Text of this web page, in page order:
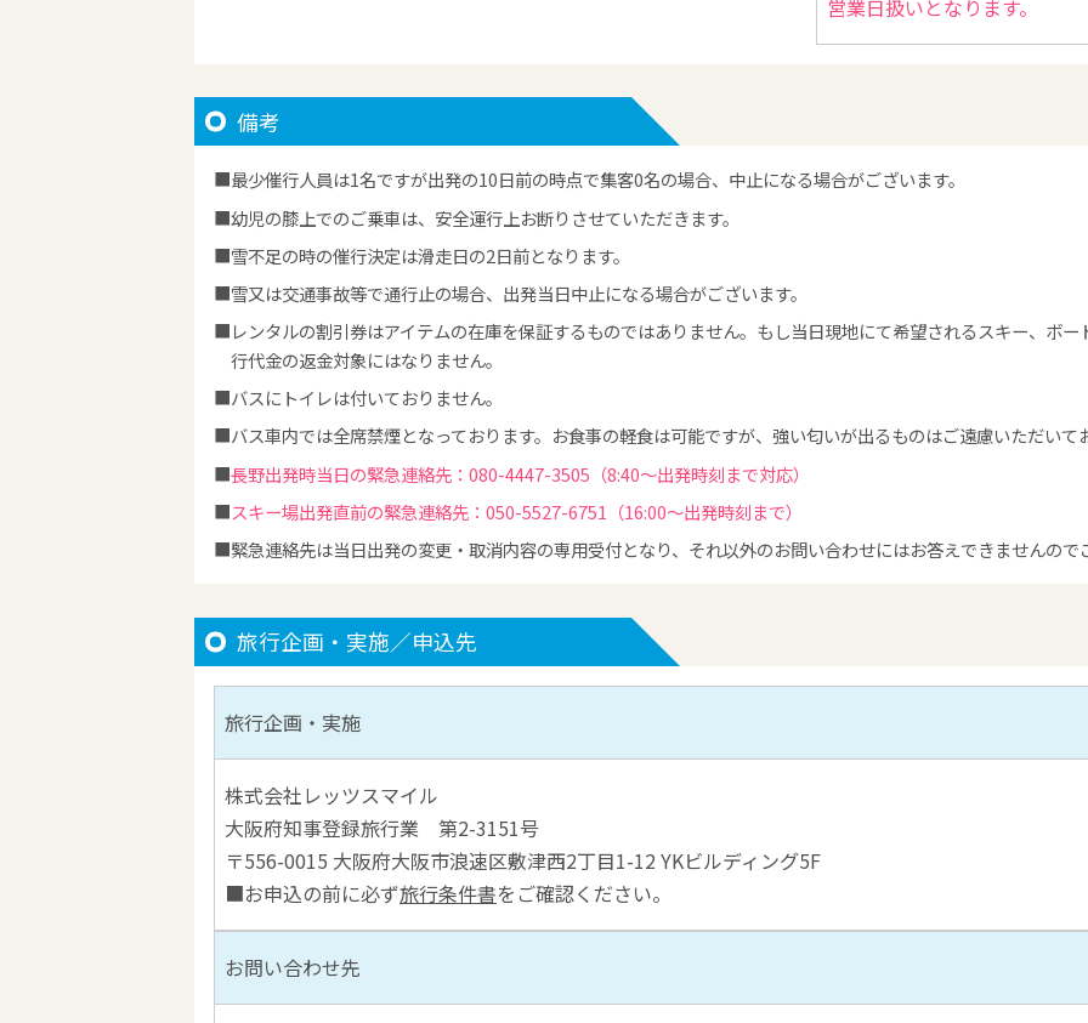
営業日扱いとなります。
備考
最少催行人員は1名ですが出発の10日前の時点で集客0名の場合、中止になる場合がございます。
幼児の膝上でのご乗車は、安全運行上お断りさせていただきます。
雪不足の時の催行決定は滑走日の2日前となります。
雪又は交通事故等で通行止の場合、出発当日中止になる場合がございます。
レンタルの割引券はアイテムの在庫を保証するものではありません。もし当日現地にて希望されるスキー、ボ
行代金の返金対象にはなりません。
バスにトイレは付いておりません。
バス車内では全席禁煙となっております。お食事の軽食は可能ですが、強い匂いが出るものはご遠慮いただいて
長野出発時当日の緊急連絡先：080-4447-3505（8:40～出発時刻まで対応）
スキー場出発直前の緊急連絡先：050-5527-6751（16:00～出発時刻まで）
緊急連絡先は当日出発の変更・取消内容の専用受付となり、それ以外のお問い合わせにはお答えできませんので
旅行企画・実施／申込先
旅行企画・実施
株式会社レッツスマイル
大阪府知事登録旅行業 第2-3151号
〒556-0015 大阪府大阪市浪速区敷津西2丁目1-12 YKビルディング5F
■お申込の前に必ず旅行条件書をご確認ください。
お問い合わせ先